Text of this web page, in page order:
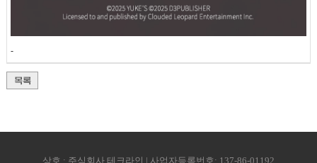
-
상호 : 주식회사 테크라인 | 사업자등록번호: 137-86-01192